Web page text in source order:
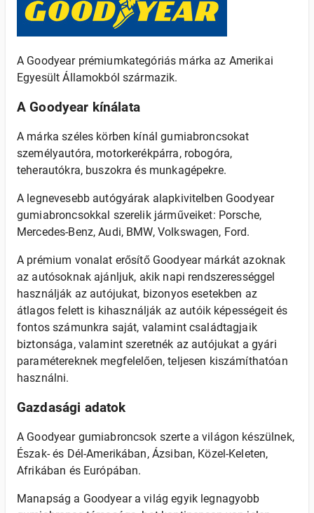
A Goodyear prémiumkategóriás márka az Amerikai
Egyesült Államokból származik.
A Goodyear kínálata
A márka széles körben kínál gumiabroncsokat
személyautóra, motorkerékpárra, robogóra,
teherautókra, buszokra és munkagépekre.
A legnevesebb autógyárak alapkivitelben Goodyear
gumiabroncsokkal szerelik járműveiket: Porsche,
Mercedes-Benz, Audi, BMW, Volkswagen, Ford.
A prémium vonalat erősítő Goodyear márkát azoknak
az autósoknak ajánljuk, akik napi rendszerességgel
használják az autójukat, bizonyos esetekben az
átlagos felett is kihasználják az autóik képességeit és
fontos számunkra saját, valamint családtagjaik
biztonsága, valamint szeretnék az autójukat a gyári
paramétereknek megfelelően, teljesen kiszámíthatóan
használni.
Gazdasági adatok
A Goodyear gumiabroncsok szerte a világon készülnek,
Észak- és Dél-Amerikában, Ázsiban, Közel-Keleten,
Afrikában és Európában.
Manapság a Goodyear a világ egyik legnagyobb